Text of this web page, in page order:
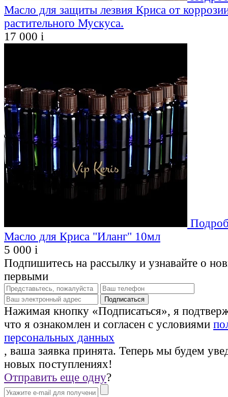
Масло для защиты лезвия Криса от
растительного Мускуса.
17 000 i
Масло для Криса "Иланг" 10мл
5 000 i
Подпишитесь на рассылку и узнавайте о
первыми
Нажимая кнопку «Подписаться», я
что я ознакомлен и согласен с условиями
персональных данных
, ваша заявка принята. Теперь мы будем
новых поступлениях!
Отправить еще одну?